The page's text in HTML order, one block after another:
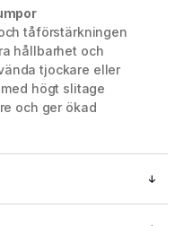
tåförstärkningen
hållbarhet och
tjockare eller
högt slitage
och ger ökad